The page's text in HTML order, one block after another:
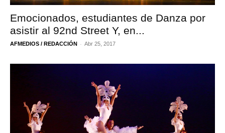
Emocionados, estudiantes de Danza por
asistir al 92nd Street Y, en...
AFMEDIOS / REDACCIÓN - Abr 25, 2017